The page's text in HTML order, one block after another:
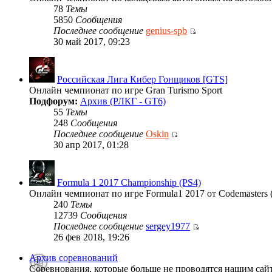
78 Темы
5850 Сообщения
Последнее сообщение genius-spb
30 май 2017, 09:23
Российская Лига Кибер Гонщиков [GTS]
Онлайн чемпионат по игре Gran Turismo Sport
Подфорум: Архив (РЛКГ - GT6)
55 Темы
248 Сообщения
Последнее сообщение Oskin
30 апр 2017, 01:28
Formula 1 2017 Championship (PS4)
Онлайн чемпионат по игре Formula1 2017 от Codemasters
240 Темы
12739 Сообщения
Последнее сообщение sergey1977
26 фев 2018, 19:26
Архив соревнований
Соревнования, которые больше не проводятся нашим